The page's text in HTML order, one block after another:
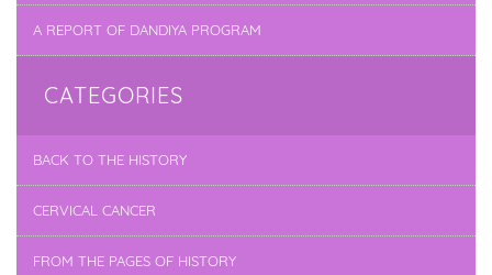
A REPORT OF DANDIYA PROGRAM
CATEGORIES
BACK TO THE HISTORY
CERVICAL CANCER
FROM THE PAGES OF HISTORY